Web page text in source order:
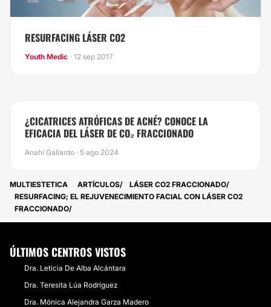
RESURFACING LÁSER CO2
Youth Medic · 12 sep 2017
¿CICATRICES ATRÓFICAS DE ACNÉ? CONOCE LA
EFICACIA DEL LÁSER DE CO₂ FRACCIONADO
Anahí Gallardo · 5 ago 2024
MULTIESTETICA ARTÍCULOS
LÁSER CO2 FRACCIONADO
RESURFACING; EL REJUVENECIMIENTO FACIAL CON LÁSER CO2
FRACCIONADO
ÚLTIMOS CENTROS VISTOS
Dra. Leticia De Alba Alcántara
Dra. Teresita Lúa Rodríguez
Dra. Mónica Alejandra Garza Madero